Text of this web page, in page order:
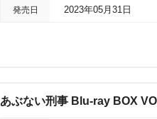
発売日 2023年05月31日
あぶない刑事 Blu-ray BOX